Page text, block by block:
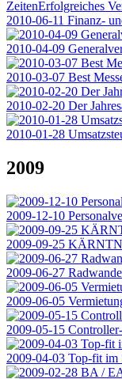
2010-06-11 Finanz-
2010-04-09
2010-03-07 Best
2010-02-20 Der
2010-01-28
2009
2009-12-10
2009-09-25
2009-06-27
2009-06-05
2009-05-15
2009-04-03 Top-fit im